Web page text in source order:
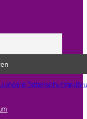
unsere